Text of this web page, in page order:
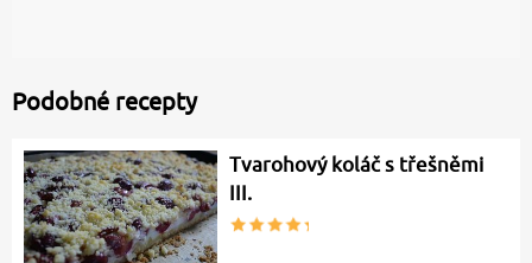
Podobné recepty
Tvarohový koláč s třešněmi
III.